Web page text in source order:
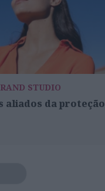
STUDIO
aliados da proteção